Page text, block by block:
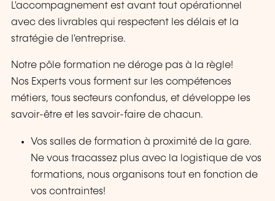
L'accompagnement est avant tout opérationnel
avec des livrables qui respectent les délais et la
stratégie de l'entreprise.
Notre pôle formation ne déroge pas à la règle!
Nos Experts vous forment sur les compétences
métiers, tous secteurs confondus, et développe les
savoir-être et les savoir-faire de chacun.
Vos salles de formation à proximité de la gare.
Ne vous tracassez plus avec la logistique de vos
formations, nous organisons tout en fonction de
vos contraintes!